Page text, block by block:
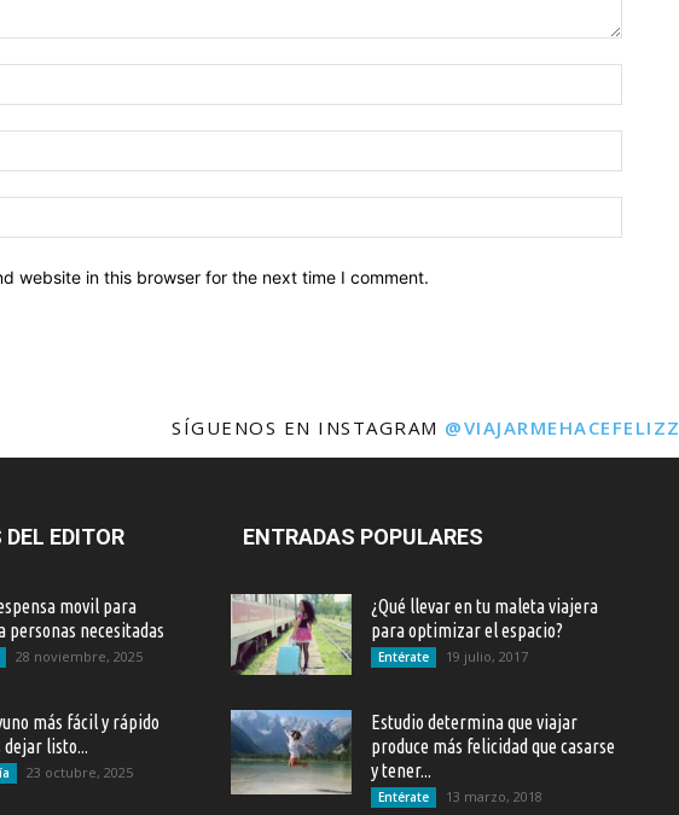
website in this browser for the next time I comment.
SÍGUENOS EN INSTAGRAM @VIAJARMEHACEFELIZZ
EDITOR
movil para
personas necesitadas
28 noviembre, 2025
más fácil y rápido
dejar listo...
23 octubre, 2025
ENTRADAS POPULARES
¿Qué llevar en tu maleta viajera
para optimizar el espacio?
Entérate 19 julio, 2017
Estudio determina que viajar
produce más felicidad que casarse
y tener...
Entérate 13 marzo, 2018